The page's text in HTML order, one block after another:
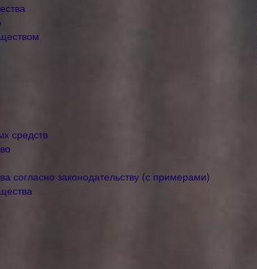
средств
согласно законодательству (с примерами)